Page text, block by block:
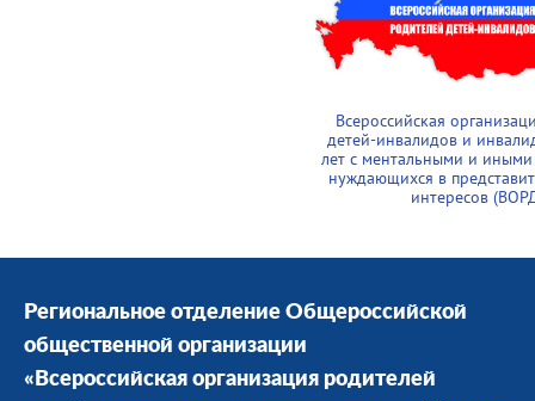
Всероссийская
детей-инвалидов и
лет с ментальными и
нуждающихся в
интересов
Региональное отделение Общероссийской
общественной организации
«Всероссийская организация родителей